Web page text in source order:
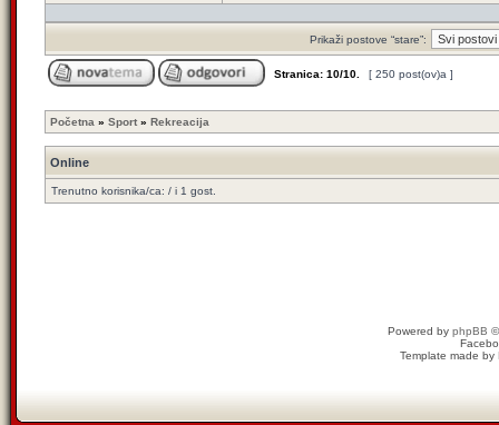
Prikaži postove “stare”:
Stranica: 10/10 [ 250 post(ov)a ]
Početna » Sport » Rekreacija
Online
Trenutno korisnika/ca: / i 1 gost.
Powered by phpBB
Template made by